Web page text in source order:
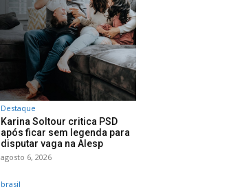
Destaque
Karina Soltour critica PSD
após ficar sem legenda para
disputar vaga na Alesp
agosto 6, 2026
brasil